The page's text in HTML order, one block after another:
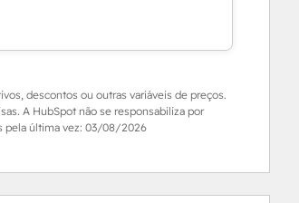
descontos ou outras variáveis de preços.
A HubSpot não se responsabiliza por
pela última vez: 03/08/2026